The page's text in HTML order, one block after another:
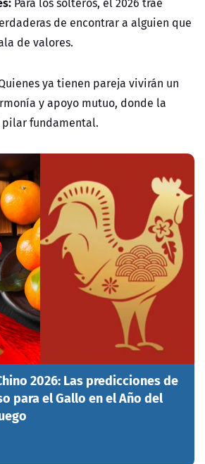
de encontrar a alguien que
de valores.
ya tienen pareja vivirán un
y apoyo mutuo, donde la
pilar fundamental.
2026: Las predicciones de
para el Gallo en el Año del